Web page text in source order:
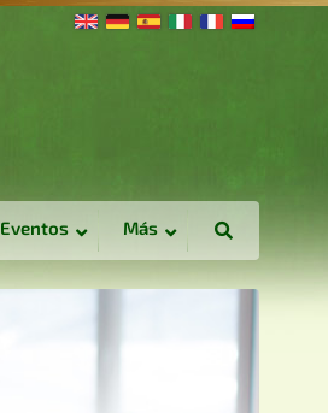
Eventos Más